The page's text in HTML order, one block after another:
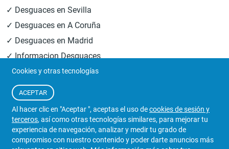
✓ Desguaces en Sevilla
✓ Desguaces en A Coruña
✓ Desguaces en Madrid
✓ Informacion Desguaces
© 2026Central Desguaces Europiezas
reservados.
Cookies y otras tecnologías
ACEPTAR
Al hacer clic en "Aceptar ", aceptas el uso decookies de sesión y
terceros, así como otras tecnologías similares, para mejorar tu
experiencia de navegación, analizar y medir tu grado de
compromiso con nuestro contenido y poder darte anuncios más